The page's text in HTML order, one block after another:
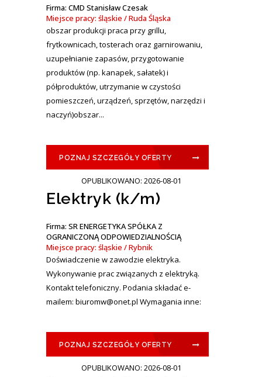
Firma: CMD Stanisław Czesak
Miejsce pracy: śląskie / Ruda Śląska
obszar produkcji praca przy grillu,
frytkownicach, tosterach oraz garnirowaniu,
uzupełnianie zapasów, przygotowanie
produktów (np. kanapek, sałatek) i
półproduktów, utrzymanie w czystości
pomieszczeń, urządzeń, sprzętów, narzędzi i
naczyń)obszar...
POZNAJ SZCZEGÓŁY OFERTY
OPUBLIKOWANO: 2026-08-01
Elektryk (k/m)
Firma: SR ENERGETYKA SPÓŁKA Z
OGRANICZONĄ ODPOWIEDZIALNOŚCIĄ
Miejsce pracy: śląskie / Rybnik
Doświadczenie w zawodzie elektryka.
Wykonywanie prac związanych z elektryką.
Kontakt telefoniczny. Podania składać e-
mailem: biuromw@onet.pl Wymagania inne:
POZNAJ SZCZEGÓŁY OFERTY
OPUBLIKOWANO: 2026-08-01